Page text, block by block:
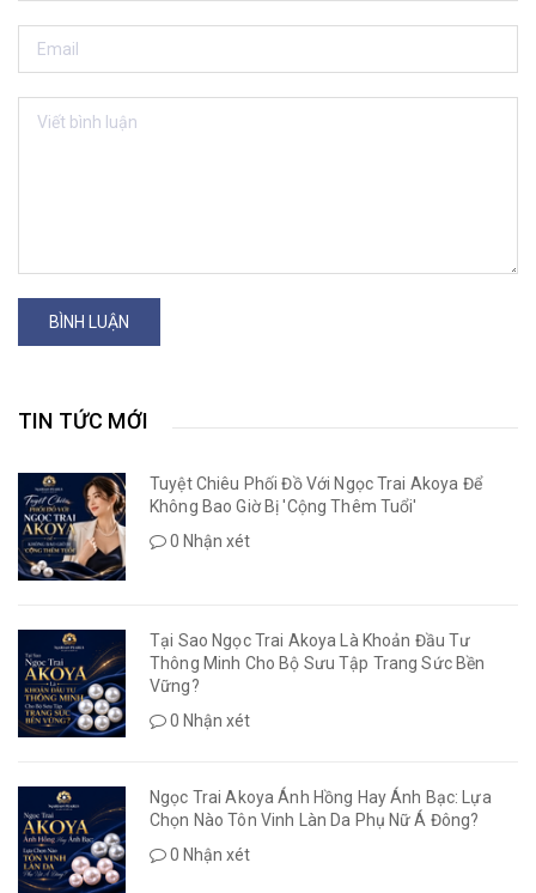
BÌNH LUẬN
TIN TỨC MỚI
Tuyệt Chiêu Phối Đồ Với Ngọc Trai Akoya Để
Không Bao Giờ Bị 'Cộng Thêm Tuổi'
0 Nhận xét
Tại Sao Ngọc Trai Akoya Là Khoản Đầu Tư
Thông Minh Cho Bộ Sưu Tập Trang Sức Bền
Vững?
0 Nhận xét
Ngọc Trai Akoya Ánh Hồng Hay Ánh Bạc: Lựa
Chọn Nào Tôn Vinh Làn Da Phụ Nữ Á Đông?
0 Nhận xét